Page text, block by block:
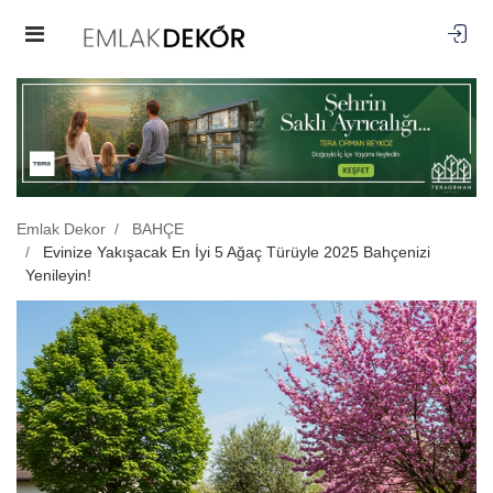
Emlak Dekor
BAHÇE
Evinize Yakışacak En İyi 5 Ağaç Türüyle 2025 Bahçenizi
Yenileyin!